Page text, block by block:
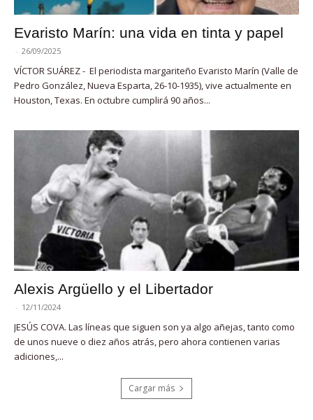
Evaristo Marín: una vida en tinta y papel
- 26/09/2025
VÍCTOR SUÁREZ - El periodista margariteño Evaristo Marín (Valle de
Pedro González, Nueva Esparta, 26-10-1935), vive actualmente en
Houston, Texas. En octubre cumplirá 90 años...
Alexis Argüello y el Libertador
- 12/11/2024
JESÚS COVA. Las líneas que siguen son ya algo añejas, tanto como
de unos nueve o diez años atrás, pero ahora contienen varias
adiciones,...
Cargar más